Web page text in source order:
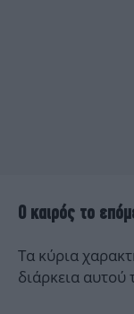
Ο καιρός το
Τα κύρια
διάρκεια αυτού